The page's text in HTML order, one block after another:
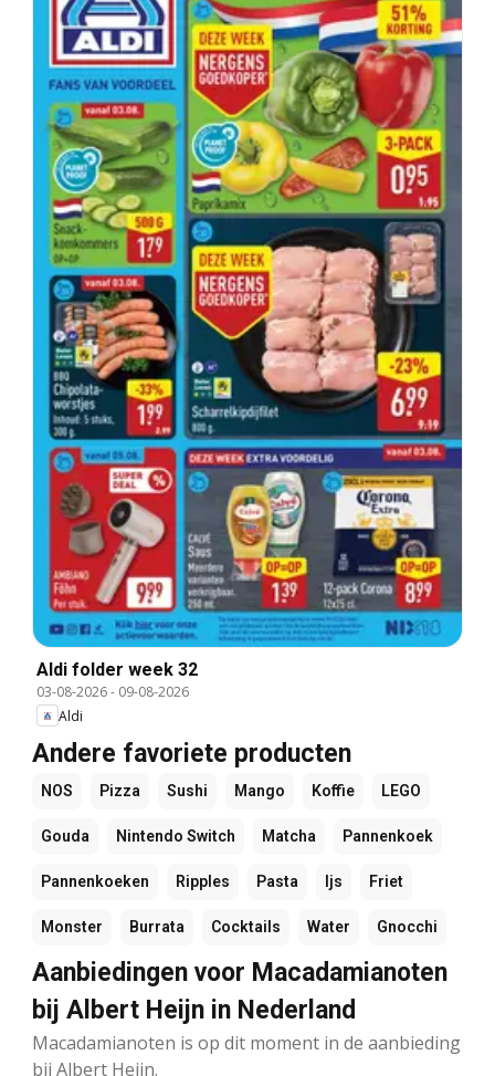
Aldi folder week 32
03-08-2026- 09-08-2026
Aldi
Andere favoriete producten
NOS Pizza Sushi Mango Koffie LEGO
Gouda Nintendo Switch Matcha Pannenkoek
Pannenkoeken Ripples Pasta Ijs Friet
Monster Burrata Cocktails Water Gnocchi
Aanbiedingen voor Macadamianoten
bij Albert Heijn in Nederland
Macadamianoten is op dit moment in de aanbieding
bij Albert Heijn.